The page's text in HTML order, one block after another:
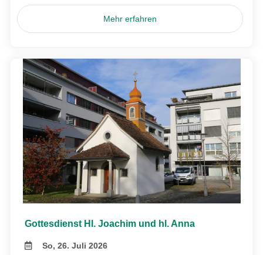
Mehr erfahren
Gottesdienst Hl. Joachim und hl. Anna
So, 26. Juli 2026